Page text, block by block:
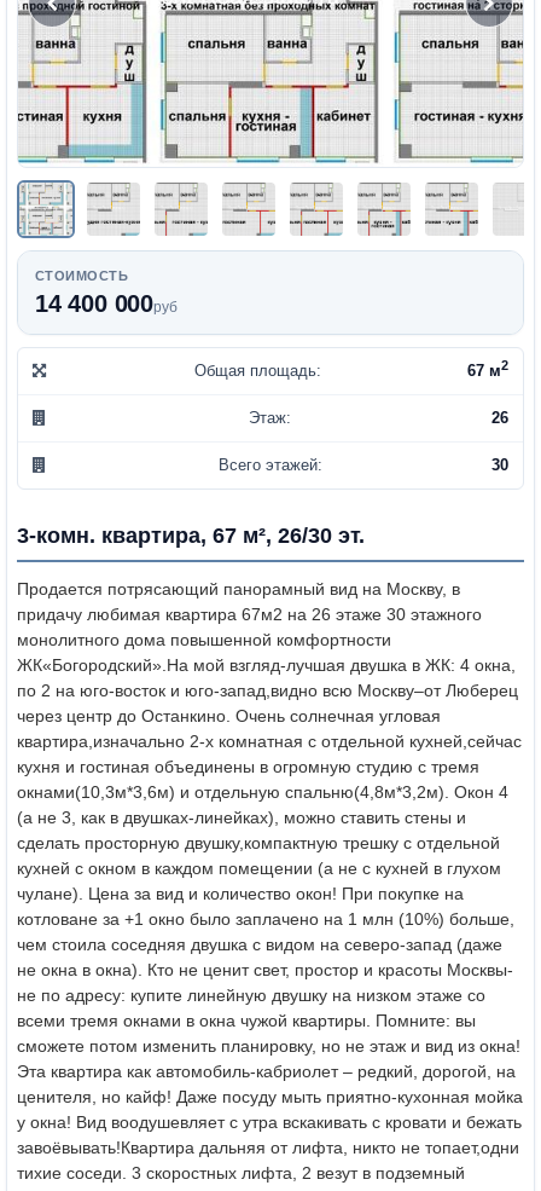
СТОИМОСТЬ
14 400 000руб
Общая площадь: 67 м2
Этаж: 26
Всего этажей: 30
3-комн. квартира, 67 м², 26/30 эт.
Продается потрясающий панорамный вид на Москву, в
придачу любимая квартира 67м2 на 26 этаже 30 этажного
монолитного дома повышенной комфортности
ЖК«Богородский».На мой взгляд-лучшая двушка в ЖК: 4 окна,
по 2 на юго-восток и юго-запад,видно всю Москву–от Люберец
через центр до Останкино. Очень солнечная угловая
квартира,изначально 2-х комнатная с отдельной кухней,сейчас
кухня и гостиная объединены в огромную студию с тремя
окнами(10,3м*3,6м) и отдельную спальню(4,8м*3,2м). Окон 4
(а не 3, как в двушках-линейках), можно ставить стены и
сделать просторную двушку,компактную трешку с отдельной
кухней с окном в каждом помещении (а не с кухней в глухом
чулане). Цена за вид и количество окон! При покупке на
котловане за +1 окно было заплачено на 1 млн (10%) больше,
чем стоила соседняя двушка с видом на северо-запад (даже
не окна в окна). Кто не ценит свет, простор и красоты Москвы-
не по адресу: купите линейную двушку на низком этаже со
всеми тремя окнами в окна чужой квартиры. Помните: вы
сможете потом изменить планировку, но не этаж и вид из окна!
Эта квартира как автомобиль-кабриолет – редкий, дорогой, на
ценителя, но кайф! Даже посуду мыть приятно-кухонная мойка
у окна! Вид воодушевляет с утра вскакивать с кровати и бежать
завоёвывать!Квартира дальняя от лифта, никто не топает,одни
тихие соседи. 3 скоростных лифта, 2 везут в подземный